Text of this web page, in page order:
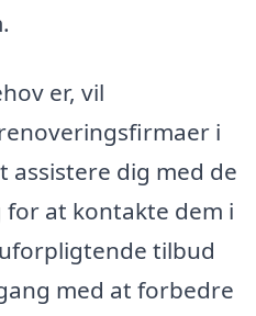
er, vil
i
assistere dig med de
at kontakte dem i
tilbud
med at forbedre